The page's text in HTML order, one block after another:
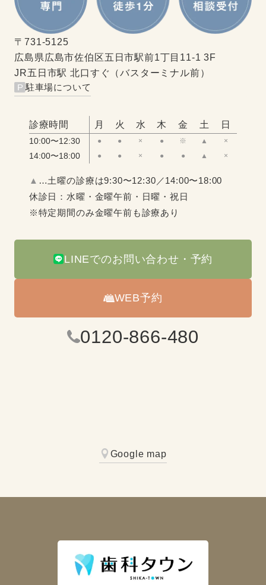
〒731-5125
広島県広島市佐伯区五日市駅前1丁目11-1 3F
JR五日市駅 北口すぐ（バスターミナル前）
駐車場について
診療時間 月 火 水 木 金 土 日
10:00〜12:30 ● ● × ● ※ ▲ ×
14:00〜18:00 ● ● × ● ● ▲ ×
▲ …土曜の診療は9:30〜12:30／14:00〜18:00
休診日：水曜・金曜午前・日曜・祝日
※特定期間のみ金曜午前も診療あり
LINEでのお問い合わせ・予約
WEB予約
0120-866-480
Google map